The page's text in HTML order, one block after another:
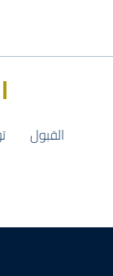
القبول